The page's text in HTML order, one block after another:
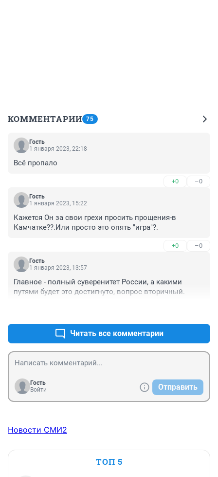
КОММЕНТАРИИ 75
Гость
1 января 2023, 22:18
Всё пропало
+0 –0
Гость
1 января 2023, 15:22
Кажется Он за свои грехи просить прощения-в
Камчатке??.Или просто это опять "игра"?.
+0 –0
Гость
1 января 2023, 13:57
Главное - полный суверенитет России, а какими
путями будет это достигнуто, вопрос вторичный.
Читать все комментарии
Гость
Войти
Отправить
Новости СМИ2
ТОП 5